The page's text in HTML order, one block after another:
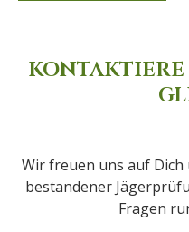
Wir freuen uns auf Dich
bestandener
Fragen